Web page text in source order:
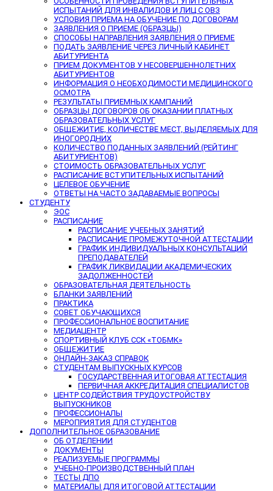
ИСПЫТАНИЙ ДЛЯ ИНВАЛИДОВ И ЛИЦ С ОВЗ
УСЛОВИЯ ПРИЕМА НА ОБУЧЕНИЕ ПО ДОГОВОРАМ
ЗАЯВЛЕНИЯ О ПРИЕМЕ (ОБРАЗЦЫ)
СПОСОБЫ НАПРАВЛЕНИЯ ЗАЯВЛЕНИЯ О ПРИЕМЕ
ПОДАТЬ ЗАЯВЛЕНИЕ ЧЕРЕЗ ЛИЧНЫЙ КАБИНЕТ
АБИТУРИЕНТА
ПРИЕМ ДОКУМЕНТОВ У НЕСОВЕРШЕННОЛЕТНИХ
АБИТУРИЕНТОВ
ИНФОРМАЦИЯ О НЕОБХОДИМОСТИ МЕДИЦИНСКОГО
ОСМОТРА
РЕЗУЛЬТАТЫ ПРИЕМНЫХ КАМПАНИЙ
ОБРАЗЦЫ ДОГОВОРОВ ОБ ОКАЗАНИИ ПЛАТНЫХ
ОБРАЗОВАТЕЛЬНЫХ УСЛУГ
ОБЩЕЖИТИЕ, КОЛИЧЕСТВЕ МЕСТ, ВЫДЕЛЯЕМЫХ ДЛЯ
ИНОГОРОДНИХ
КОЛИЧЕСТВО ПОДАННЫХ ЗАЯВЛЕНИЙ (РЕЙТИНГ
АБИТУРИЕНТОВ)
СТОИМОСТЬ ОБРАЗОВАТЕЛЬНЫХ УСЛУГ
РАСПИСАНИЕ ВСТУПИТЕЛЬНЫХ ИСПЫТАНИЙ
ЦЕЛЕВОЕ ОБУЧЕНИЕ
ОТВЕТЫ НА ЧАСТО ЗАДАВАЕМЫЕ ВОПРОСЫ
СТУДЕНТУ
ЭОС
РАСПИСАНИЕ
РАСПИСАНИЕ УЧЕБНЫХ ЗАНЯТИЙ
РАСПИСАНИЕ ПРОМЕЖУТОЧНОЙ АТТЕСТАЦИИ
ГРАФИК ИНДИВИДУАЛЬНЫХ КОНСУЛЬТАЦИЙ
ПРЕПОДАВАТЕЛЕЙ
ГРАФИК ЛИКВИДАЦИИ АКАДЕМИЧЕСКИХ
ЗАДОЛЖЕННОСТЕЙ
ОБРАЗОВАТЕЛЬНАЯ ДЕЯТЕЛЬНОСТЬ
БЛАНКИ ЗАЯВЛЕНИЙ
ПРАКТИКА
СОВЕТ ОБУЧАЮЩИХСЯ
ПРОФЕССИОНАЛЬНОЕ ВОСПИТАНИЕ
МЕДИАЦЕНТР
СПОРТИВНЫЙ КЛУБ ССК «ТОБМК»
ОБЩЕЖИТИЕ
ОНЛАЙН-ЗАКАЗ СПРАВОК
СТУДЕНТАМ ВЫПУСКНЫХ КУРСОВ
ГОСУДАРСТВЕННАЯ ИТОГОВАЯ АТТЕСТАЦИЯ
ПЕРВИЧНАЯ АККРЕДИТАЦИЯ СПЕЦИАЛИСТОВ
ЦЕНТР СОДЕЙСТВИЯ ТРУДОУСТРОЙСТВУ
ВЫПУСКНИКОВ
ПРОФЕССИОНАЛЫ
МЕРОПРИЯТИЯ ДЛЯ СТУДЕНТОВ
ДОПОЛНИТЕЛЬНОЕ ОБРАЗОВАНИЕ
ОБ ОТДЕЛЕНИИ
ДОКУМЕНТЫ
РЕАЛИЗУЕМЫЕ ПРОГРАММЫ
УЧЕБНО-ПРОИЗВОДСТВЕННЫЙ ПЛАН
ТЕСТЫ ДПО
МАТЕРИАЛЫ ДЛЯ ИТОГОВОЙ АТТЕСТАЦИИ